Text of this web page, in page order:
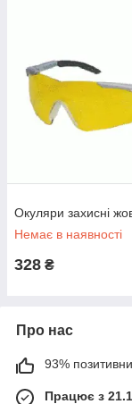
Окуляри захисні
Немає в наявності
328 ₴
Про нас
93%
Працює з